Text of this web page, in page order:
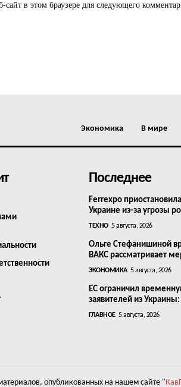
в этом браузере для следующего
Экономика В мире
Последнее
Ferrexpo
Украине из-за угрозы
ТЕХНО 5 августа, 2026
Ольге Стефанишиной
ВАКС рассматривает
ЭКОНОМИКА 5 августа, 2026
ЕС ограничил
заявителей из
ГЛАВНОЕ 5 августа, 2026
опубликованных на нашем сайте "